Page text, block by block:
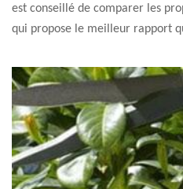
est conseillé de comparer les
qui propose le meilleur rapport